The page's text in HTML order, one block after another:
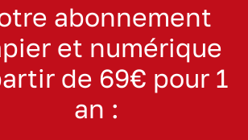
abonnement
et numérique
de 69€ pour 1
an :